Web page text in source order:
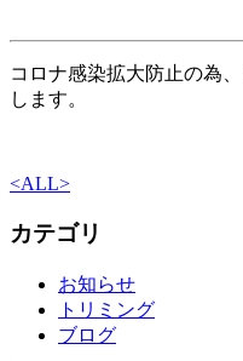
コロナ感染拡大防止の為
します。
<ALL>
カテゴリ
お知らせ
トリミング
ブログ